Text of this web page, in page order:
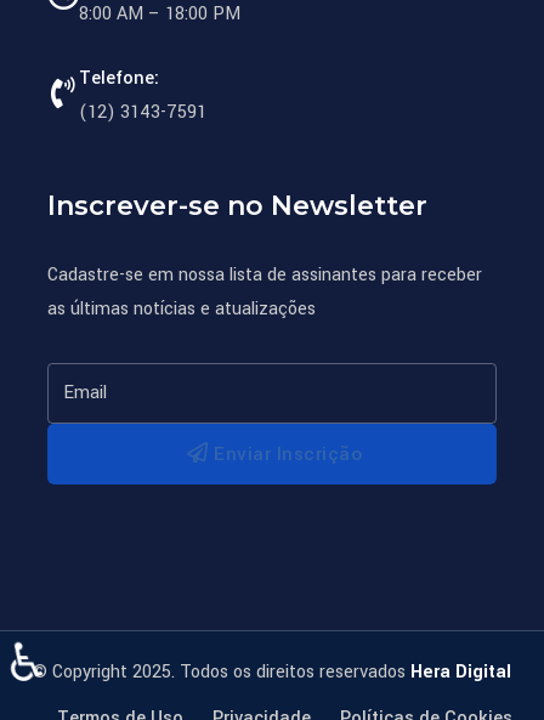
8:00 AM – 18:00 PM
Telefone:
(12) 3143-7591
Inscrever-se no Newsletter
Cadastre-se em nossa lista de assinantes para receber
as últimas notícias e atualizações
Enviar Inscrição
© Copyright 2025. Todos os direitos reservados Hera Digital